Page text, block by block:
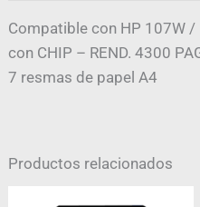
Compatible con HP 107W
con CHIP – REND. 4300
7 resmas de papel A4
Productos relacionados